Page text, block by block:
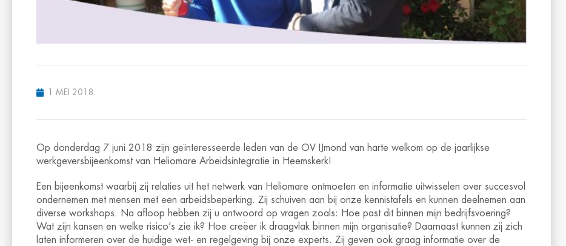
1 MEI 2018
Op donderdag 7 juni 2018 zijn geïnteresseerde leden van de OV IJmond van harte welkom op de jaarlijkse
werkgeversbijeenkomst van Heliomare Arbeidsintegratie in Heemskerk!
Een bijeenkomst waarbij zij relaties uit het netwerk van Heliomare ontmoeten en informatie uitwisselen over succesvol
ondernemen met mensen met een arbeidsbeperking. Zij schuiven aan bij onze kennistafels en kunnen deelnemen aan
diverse workshops. Na afloop hebben zij u antwoord op vragen zoals: Hoe past dit binnen mijn bedrijfsvoering?
Wat zijn kansen en welke risico’s zie ik? Hoe creëer ik draagvlak binnen mijn organisatie? Daarnaast kunnen zij zich
laten informeren over de huidige wet- en regelgeving bij onze experts. Zij geven ook graag informatie over de